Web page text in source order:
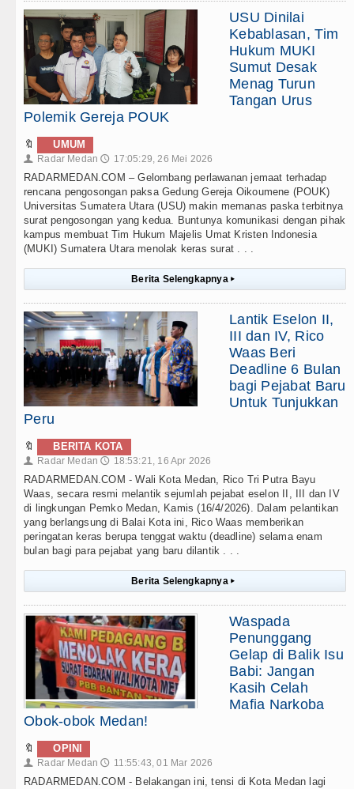
USU Dinilai
Kebablasan, Tim
Hukum MUKI
Sumut Desak
Menag Turun
Tangan Urus
Polemik Gereja POUK
🔖 UMUM
👤 Radar Medan 🕔 17:05:29, 26 Mei 2026
RADARMEDAN.COM – Gelombang perlawanan jemaat terhadap
rencana pengosongan paksa Gedung Gereja Oikoumene (POUK)
Universitas Sumatera Utara (USU) makin memanas paska terbitnya
surat pengosongan yang kedua. Buntunya komunikasi dengan pihak
kampus membuat Tim Hukum Majelis Umat Kristen Indonesia
(MUKI) Sumatera Utara menolak keras surat . . .
Berita Selengkapnya ▸
Lantik Eselon II,
III dan IV, Rico
Waas Beri
Deadline 6 Bulan
bagi Pejabat Baru
Untuk Tunjukkan
Peru
🔖 BERITA KOTA
👤 Radar Medan 🕔 18:53:21, 16 Apr 2026
RADARMEDAN.COM - Wali Kota Medan, Rico Tri Putra Bayu
Waas, secara resmi melantik sejumlah pejabat eselon II, III dan IV
di lingkungan Pemko Medan, Kamis (16/4/2026). Dalam pelantikan
yang berlangsung di Balai Kota ini, Rico Waas memberikan
peringatan keras berupa tenggat waktu (deadline) selama enam
bulan bagi para pejabat yang baru dilantik . . .
Berita Selengkapnya ▸
Waspada
Penunggang
Gelap di Balik Isu
Babi: Jangan
Kasih Celah
Mafia Narkoba
Obok-obok Medan!
🔖 OPINI
👤 Radar Medan 🕔 11:55:43, 01 Mar 2026
RADARMEDAN.COM - Belakangan ini, tensi di Kota Medan lagi